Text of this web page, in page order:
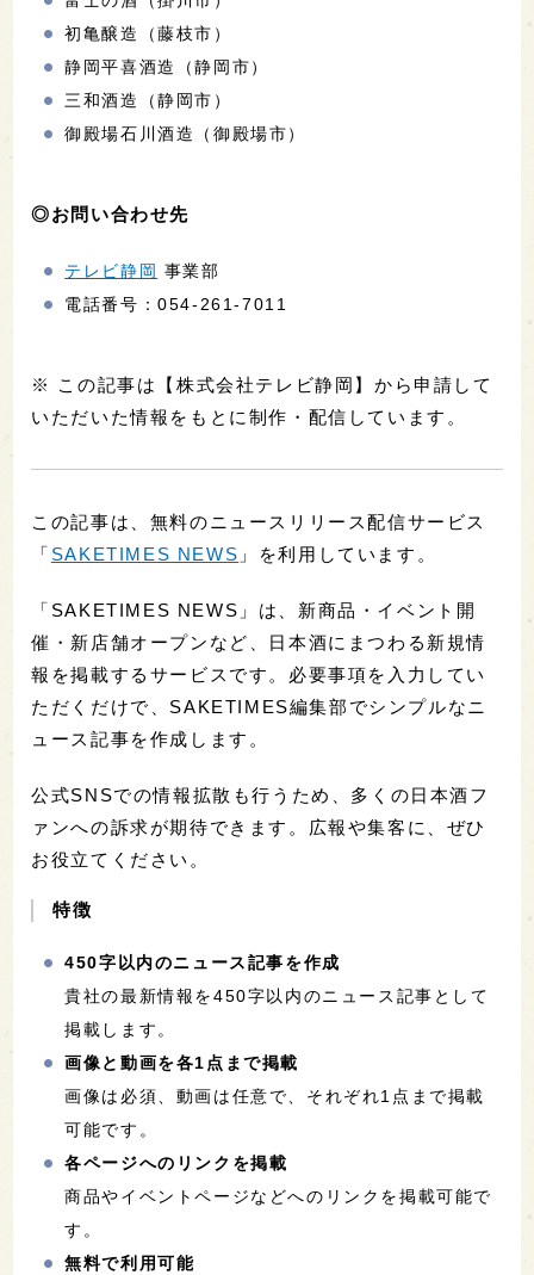
初亀醸造（藤枝市）
静岡平喜酒造（静岡市）
三和酒造（静岡市）
御殿場石川酒造（御殿場市）
◎お問い合わせ先
テレビ静岡 事業部
電話番号：054-261-7011
※ この記事は【株式会社テレビ静岡】から申請して
いただいた情報をもとに制作・配信しています。
この記事は、無料のニュースリリース配信サービス
「 SAKETIMES NEWS 」を利用しています。
「SAKETIMES NEWS」は、新商品・イベント開
催・新店舗オープンなど、日本酒にまつわる新規情
報を掲載するサービスです。必要事項を入力してい
ただくだけで、SAKETIMES編集部でシンプルなニ
ュース記事を作成します。
公式SNSでの情報拡散も行うため、多くの日本酒フ
ァンへの訴求が期待できます。広報や集客に、ぜひ
お役立てください。
特徴
450字以内のニュース記事を作成
貴社の最新情報を450字以内のニュース記事として
掲載します。
画像と動画を各1点まで掲載
画像は必須、動画は任意で、それぞれ1点まで掲載
可能です。
各ページへのリンクを掲載
商品やイベントページなどへのリンクを掲載可能で
す。
無料で利用可能